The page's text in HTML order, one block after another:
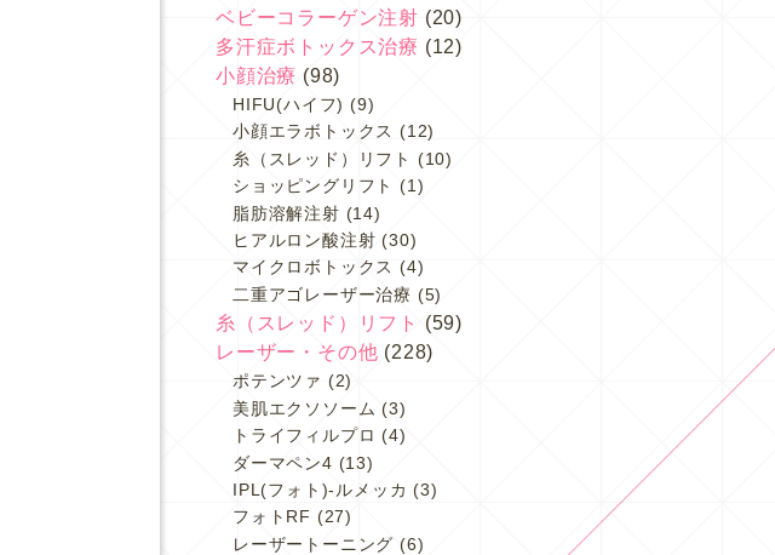
ベビーコラーゲン注射 (20)
多汗症ボトックス治療 (12)
小顔治療 (98)
HIFU(ハイフ) (9)
小顔エラボトックス (12)
糸（スレッド）リフト
(10)
ショッピングリフト
(1)
脂肪溶解注射 (14)
ヒアルロン酸注射 (30)
マイクロボトックス (4)
二重アゴレーザー治療 (5)
糸（スレッド）リフト
(59)
レーザー・その他 (228)
ポテンツァ (2)
美肌エクソソーム (3)
トライフィルプロ (4)
ダーマペン4 (13)
IPL(フォト)-ルメッカ (3)
フォトRF (27)
レーザートーニング (6)